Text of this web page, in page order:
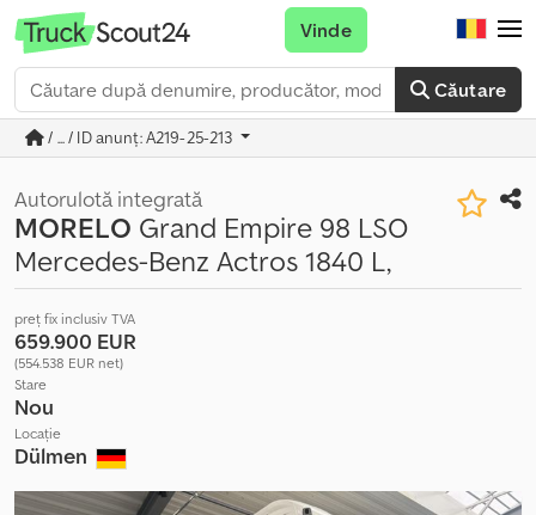
Căutare
Vinde
/ ... / ID anunț: A219-25-213
Autorulotă integrată
MORELO Grand Empire 98 LSO
Mercedes-Benz Actros 1840 L,
preț fix inclusiv TVA
659.900 EUR
(554.538 EUR net)
Stare
Nou
Locație
Dülmen